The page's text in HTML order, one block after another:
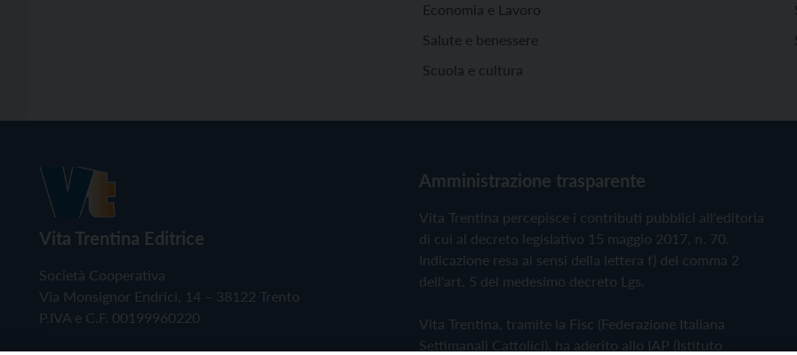
Economia e Lavoro
Salute e benessere
Scuola e cultura
Vita Trentina Editrice
Società Cooperativa
Via Monsignor Endrici, 14 – 38122 Trento
P.IVA e C.F. 00199960220
Amministrazione trasparente
Vita Trentina percepisce i contributi pubblici all'editoria
di cui al decreto legislativo 15 maggio 2017, n. 70.
Indicazione resa ai sensi della lettera f) del comma 2
dell'art. 5 del medesimo decreto Lgs.
Vita Trentina, tramite la Fisc (Federazione Italiana
Settimanali Cattolici), ha aderito allo IAP (Istituto